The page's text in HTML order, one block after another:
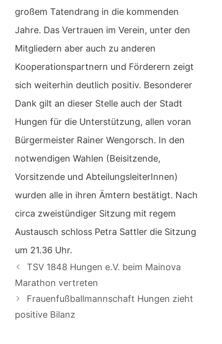
großem Tatendrang in die kommenden
Jahre. Das Vertrauen im Verein, unter den
Mitgliedern aber auch zu anderen
Kooperationspartnern und Förderern zeigt
sich weiterhin deutlich positiv. Besonderer
Dank gilt an dieser Stelle auch der Stadt
Hungen für die Unterstützung, allen voran
Bürgermeister Rainer Wengorsch. In den
notwendigen Wahlen (Beisitzende,
Vorsitzende und AbteilungsleiterInnen)
wurden alle in ihren Ämtern bestätigt. Nach
circa zweistündiger Sitzung mit regem
Austausch schloss Petra Sattler die Sitzung
um 21.36 Uhr.
TSV 1848 Hungen e.V. beim Mainova
Marathon vertreten
Frauenfußballmannschaft Hungen zieht
positive Bilanz